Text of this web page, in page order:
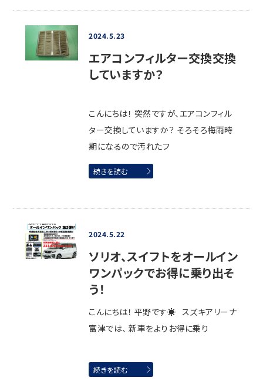
2024.5.23
エアコンフィルター交換交換
していますか？
こんにちは！ 突然ですが、エアコンフィル
ター交換していますか？ そろそろ梅雨時
期になるので汚れたフ
続きを読む
2024.5.22
ソリオ、スイフトをオールイン
ワンパックでお得に乗り出そ
う！
こんにちは！ 平野です☀ スズキアリーナ
富津では、 新車をよりお得に乗り
続きを読む